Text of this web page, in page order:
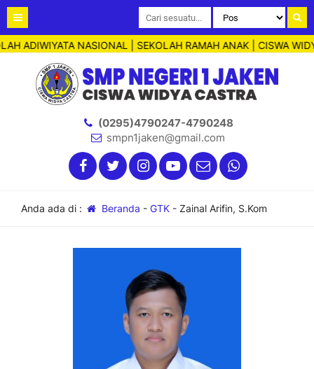
ADIWIYATA NASIONAL | SEKOLAH RAMAH ANAK | CISWA
(0295)4790247-4790248
smpn1jaken@gmail.com
Anda ada di : Beranda - GTK- Zainal Arifin, S.Kom